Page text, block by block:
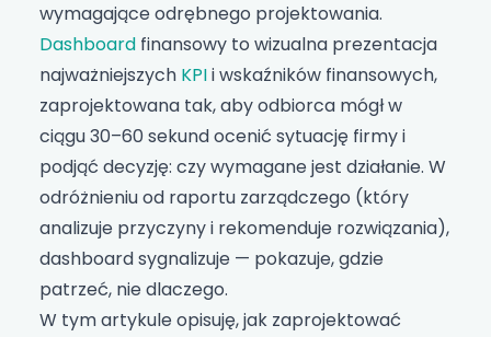
wymagające odrębnego projektowania.
Dashboard finansowy to wizualna prezentacja
najważniejszych KPIi wskaźników finansowych,
zaprojektowana tak, aby odbiorca mógł w
ciągu 30–60 sekund ocenić sytuację firmy i
podjąć decyzję: czy wymagane jest działanie. W
odróżnieniu od raportu zarządczego (który
analizuje przyczyny i rekomenduje rozwiązania),
dashboard sygnalizuje — pokazuje, gdzie
patrzeć, nie dlaczego.
W tym artykule opisuję, jak zaprojektować